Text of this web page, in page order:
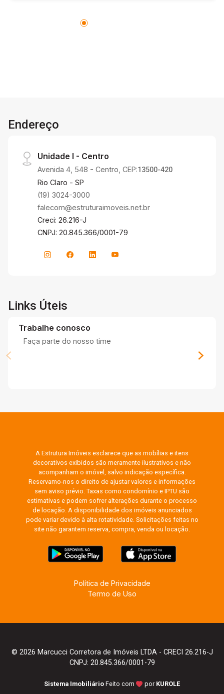
ponto estratégico da cidade.
Endereço
Unidade I - Centro
Avenida 4, 548 - Centro, CEP:13500-420
Rio Claro - SP
(19) 3024-3000
falecom@estruturaimoveis.net.br
Creci: 26.216-J
CNPJ: 20.845.366/0001-79
Links Úteis
Trabalhe conosco
Faça parte do nosso time
A Estrutura Imóveis esclarece que as mobílias e itens
decorativos exibidos são meramente ilustrativos e não
acompanham o imóvel, salvo indicação específica.
Reservamo-nos o direito de ajustar valores e informações
sem aviso prévio. Taxas como condomínio e IPTU são
estimativas e podem sofrer alterações durante o processo
de locação. A disponibilidade dos imóveis anunciados
pode variar devido à alta rotatividade. Solicitações feitas no
site não garantem reserva, compra, venda ou locação.
Política de Privacidade
Termo de Uso
© 2026 Marcucci Corretora de Imóveis LTDA - CRECI 26.216-J
CNPJ: 20.845.366/0001-79
Sistema Imobiliário Feito com por KUROLE